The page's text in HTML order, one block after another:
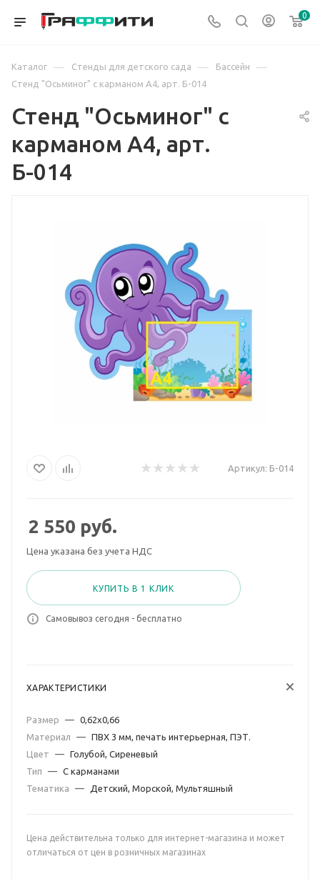
0
Каталог — Стенды для детского сада — Бассейн —
Стенд "Осьминог" с карманом А4, арт. Б-014
Стенд "Осьминог" с
карманом А4, арт.
Б-014
Артикул: Б-014
2 550 руб.
Цена указана без учета НДС
КУПИТЬ В 1 КЛИК
Самовывоз сегодня - бесплатно
ХАРАКТЕРИСТИКИ
Размер — 0,62х0,66
Материал
— ПВХ 3 мм, печать интерьерная, ПЭТ.
Цвет
— Голубой, Сиреневый
Тип
— С карманами
Тематика
— Детский, Морской, Мультяшный
Цена действительна только для интернет-магазина и может
отличаться от цен в розничных магазинах